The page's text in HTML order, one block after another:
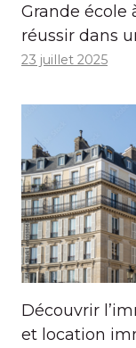
Grande école
réussir dans
23 juillet 2025
Découvrir
et location